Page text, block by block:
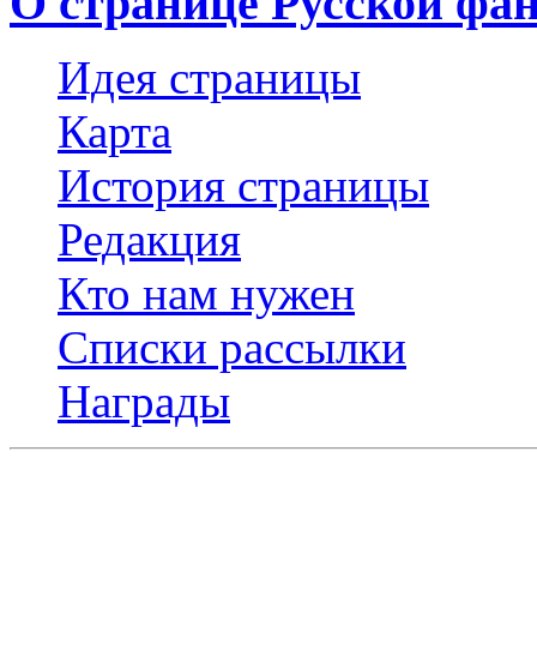
Идея страницы
Карта
История страницы
Редакция
Кто нам нужен
Списки рассылки
Награды